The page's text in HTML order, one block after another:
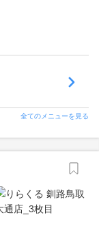
全てのメニューを見る